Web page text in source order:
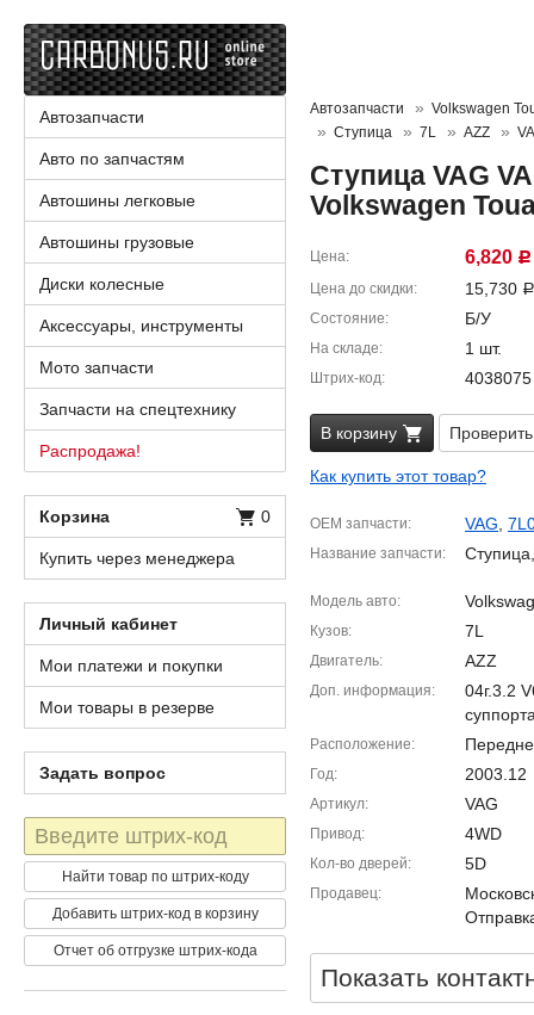
Автозапчасти
Volkswagen
Ступица
7L AZZ
Ступица VAG
Volkswagen
Цена 6,820 Р
Цена до скидки 15,730 Р
Состояние Б/У
На складе 1 шт.
Штрих-код 4038075
В корзину
Как купить этот товар?
OEM запчасти VAG
Название запчасти
Модель авто
Кузов 7L
Двигатель AZZ
Доп. информация
04г.3.2
Расположение
Год 2003.12
Артикул VAG
Привод 4WD
Кол-во дверей 5D
Продавец
Показать
Автозапчасти
Авто по запчастям
Автошины легковые
Автошины грузовые
Диски колесные
Аксессуары, инструменты
Мото запчасти
Запчасти на спецтехнику
Распродажа!
Корзина 0
Купить через менеджера
Личный кабинет
Мои платежи и покупки
Мои товары в резерве
Задать вопрос
Штрих-
код
Найти товар по штрих-коду
Добавить штрих-код в корзину
Отчет об отгрузке штрих-кода